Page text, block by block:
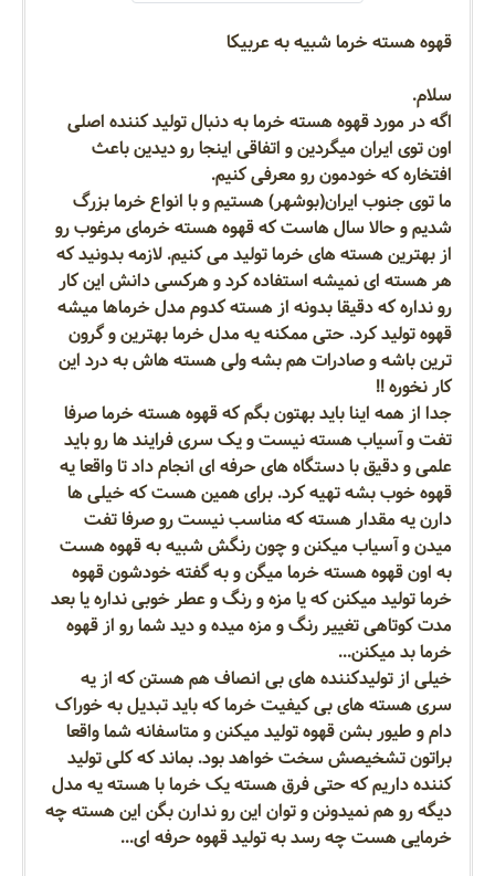
قهوه هسته خرما شبیه به عربیکا
سلام.
اگه در مورد قهوه هسته خرما به دنبال تولید کننده اصلی
اون توی ایران میگردین و اتفاقی اینجا رو دیدین باعث
افتخاره که خودمون رو معرفی کنیم.
ما توی جنوب ایران(بوشهر) هستیم و با انواع خرما بزرگ
شدیم و حالا سال هاست که قهوه هسته خرمای مرغوب رو
از بهترین هسته های خرما تولید می کنیم. لازمه بدونید که
هر هسته ای نمیشه استفاده کرد و هرکسی دانش این کار
رو نداره که دقیقا بدونه از هسته کدوم مدل خرماها میشه
قهوه تولید کرد. حتی ممکنه یه مدل خرما بهترین و گرون
ترین باشه و صادرات هم بشه ولی هسته هاش به درد این
کار نخوره !!
جدا از همه اینا باید بهتون بگم که قهوه هسته خرما صرفا
تفت و آسیاب هسته نیست و یک سری فرایند ها رو باید
علمی و دقیق با دستگاه های حرفه ای انجام داد تا واقعا یه
قهوه خوب بشه تهیه کرد. برای همین هست که خیلی ها
دارن یه مقدار هسته که مناسب نیست رو صرفا تفت
میدن و آسیاب میکنن و چون رنگش شبیه به قهوه هست
به اون قهوه هسته خرما میگن و به گفته خودشون قهوه
خرما تولید میکنن که یا مزه و رنگ و عطر خوبی نداره یا بعد
مدت کوتاهی تغییر رنگ و مزه میده و دید شما رو از قهوه
خرما بد میکنن...
خیلی از تولیدکننده های بی انصاف هم هستن که از یه
سری هسته های بی کیفیت خرما که باید تبدیل به خوراک
دام و طیور بشن قهوه تولید میکنن و متاسفانه شما واقعا
براتون تشخیصش سخت خواهد بود. بماند که کلی تولید
کننده داریم که حتی فرق هسته یک خرما با هسته یه مدل
دیگه رو هم نمیدونن و توان این رو ندارن بگن این هسته چه
خرمایی هست چه رسد به تولید قهوه حرفه ای...